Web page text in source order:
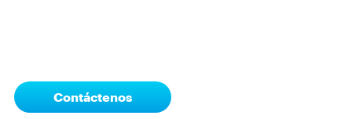
Contáctenos